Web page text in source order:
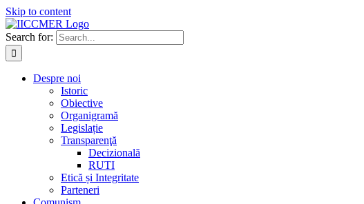
Skip to content
Search for:
Despre noi
Istoric
Obiective
Organigramă
Legislație
Transparenţă
Decizională
RUTI
Etică și Integritate
Parteneri